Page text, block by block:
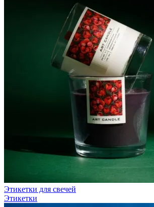
Этикетки для свечей
Этикетки